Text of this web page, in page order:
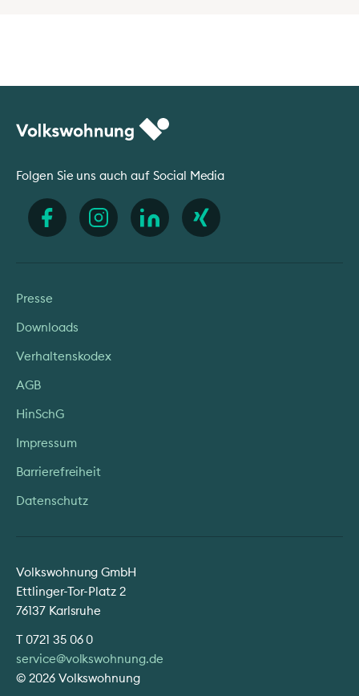
Volkswohnung GmbH
Ettlinger-Tor-Platz 2
76137 Karlsruhe
T 0721 35 06 0
service@volkswohnung.de
Folgen Sie uns auch auf Social Media
© 2026 Volkswohnung
Presse
Downloads
Verhaltenskodex
AGB
HinSchG
Impressum
Barrierefreiheit
Datenschutz